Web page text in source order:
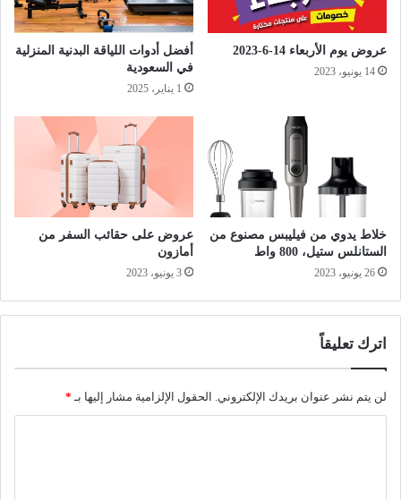
عروض يوم الأربعاء 14-6-2023
14 يونيو، 2023
أفضل أدوات اللياقة البدنية المنزلية
في السعودية
1 يناير، 2025
خلاط يدوي من فيليبس مصنوع من
الستانلس ستيل، 800 واط
26 يونيو، 2023
عروض على حقائب السفر من
أمازون
3 يونيو، 2023
اترك تعليقاً
لن يتم نشر عنوان بريدك الإلكتروني. الحقول الإلزامية مشار إليها بـ *